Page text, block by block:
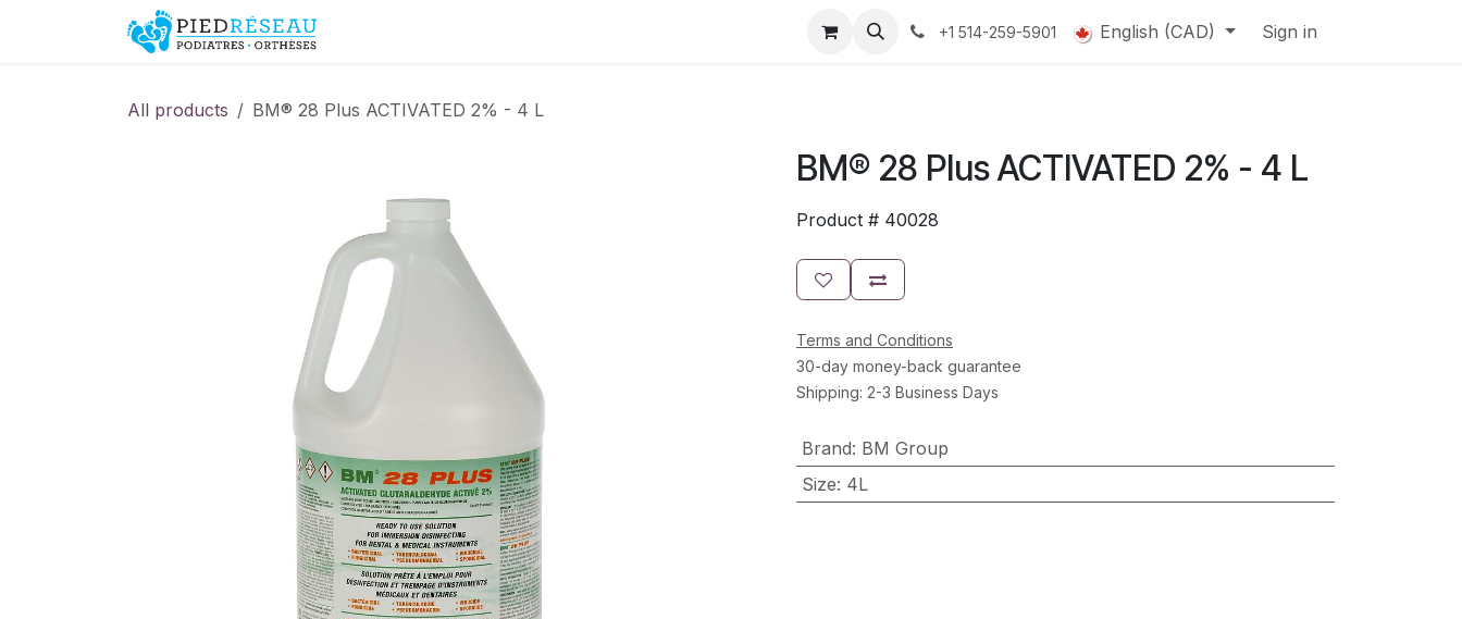
+1 514-259-5901 English (CAD) Sign in
All products BM® 28 Plus ACTIVATED 2% - 4 L
BM® 28 Plus ACTIVATED 2% - 4 L
Product # 40028
Terms and Conditions
30-day money-back guarantee
Shipping: 2-3 Business Days
Brand: BM Group
Size: 4L